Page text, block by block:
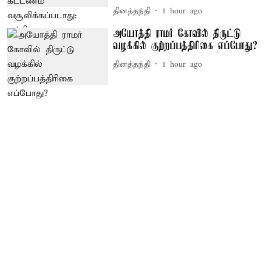
தினத்தந்தி 1 hour ago
அயோத்தி ராமர் கோவில் திருட்டு
வழக்கில் குற்றப்பத்திரிகை எப்போது?
தினத்தந்தி 1 hour ago